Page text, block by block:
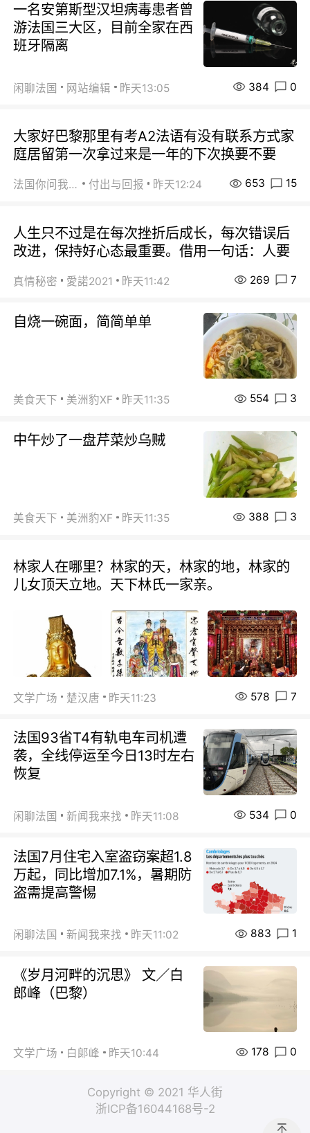
一名安第斯型汉坦病毒患者曾
游法国三大区，目前全家在西
班牙隔离
闲聊法国 网站编辑 昨天13:05 384 0
大家好巴黎那里有考A2法语有没有联系方式家
庭居留第一次拿过来是一年的下次换要不要
法国你问我答 付出与回报 昨天12:24 653 15
人生只不过是在每次挫折后成长，每次错误后
改进，保持好心态最重要。借用一句话：人要
真情秘密 愛諾2021 昨天11:42 269 7
自烧一碗面，简简单单
美食天下 美洲豹XF 昨天11:35 554 3
中午炒了一盘芹菜炒乌贼
美食天下 美洲豹XF 昨天11:35 388 3
林家人在哪里？林家的天，林家的地，林家的
儿女顶天立地。天下林氏一家亲。
文学广场 楚汉唐 昨天11:23 578 7
法国93省T4有轨电车司机遭
袭，全线停运至今日13时左右
恢复
闲聊法国 新闻我来找 昨天11:08 534 0
法国7月住宅入室盗窃案超1.8
万起，同比增加7.1%，暑期防
盗需提高警惕
闲聊法国 新闻我来找 昨天11:02 883 1
《岁月河畔的沉思》 文／白
郎峰（巴黎）
文学广场 白郞峰 昨天10:44 178 0
Copyright © 2021 华人街
浙ICP备16044168号-2